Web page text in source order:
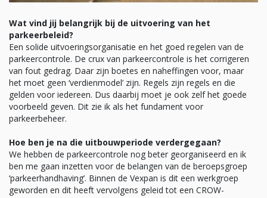
Wat vind jij belangrijk bij de uitvoering van het
parkeerbeleid?
Een solide uitvoeringsorganisatie en het goed regelen van de
parkeercontrole. De crux van parkeercontrole is het corrigeren
van fout gedrag. Daar zijn boetes en naheffingen voor, maar
het moet geen ‘verdienmodel’ zijn. Regels zijn regels en die
gelden voor iedereen. Dus daarbij moet je ook zelf het goede
voorbeeld geven. Dit zie ik als het fundament voor
parkeerbeheer.
Hoe ben je na die uitbouwperiode verdergegaan?
We hebben de parkeercontrole nog beter georganiseerd en ik
ben me gaan inzetten voor de belangen van de beroepsgroep
‘parkeerhandhaving’. Binnen de Vexpan is dit een werkgroep
geworden en dit heeft vervolgens geleid tot een CROW-